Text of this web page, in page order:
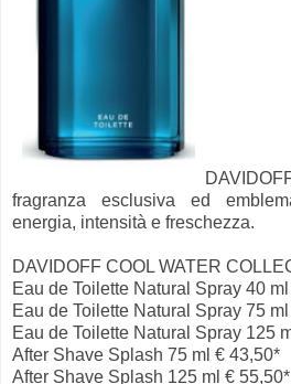
fragranza esclusiva ed
energia, intensità e freschezza.
DAVIDOFF COOL WATER
Eau de Toilette Natural Spray 40
Eau de Toilette Natural Spray 75
Eau de Toilette Natural Spray 125
After Shave Splash 75 ml € 43,50*
After Shave Splash 125 ml € 55,50*